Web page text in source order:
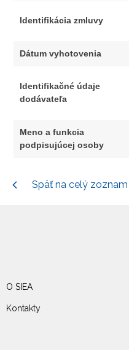
Identifikácia zmluvy
Dátum vyhotovenia
Identifikačné údaje
dodávateľa
Meno a funkcia
podpisujúcej osoby
Späť na celý
O SIEA
Kontakty